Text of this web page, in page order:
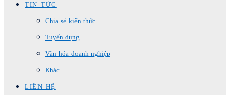
TIN TỨC
Chia sẻ kiến thức
Tuyển dụng
Văn hóa doanh nghiệp
Khác
LIÊN HỆ